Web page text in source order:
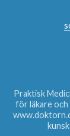
Praktisk
för läkare och